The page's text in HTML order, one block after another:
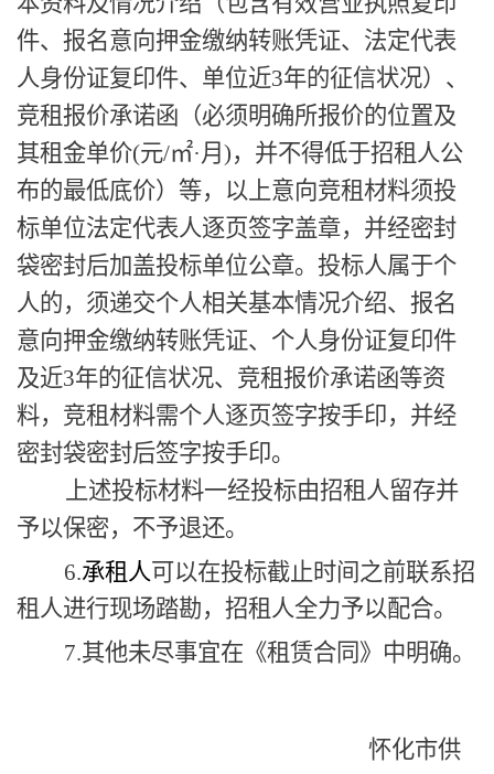
件、 报名意向押金缴纳转账凭证、法定代表
人身份证复印件、单位近3年的征信状况） 、
竞租报价承诺函 （必须明确所报价的位置及
其租金单价(元/㎡·月)，并不得低于招租人公
布的最低底价）等， 以上意向竞租材料须投
标单位法定代表人逐页签字盖章，并经密封
袋密封后加盖投标单位公章。投标人属于个
人的，须递交个人相关基本情况介绍、报名
意向押金缴纳转账凭证、 个人身份证复印件
及近3年的征信状况、 竞租报价承诺函等资
料，竞租材料需个人逐页签字按手印，并经
密封袋密封后签字按手印。
上述投标材料一经投标由招租人留存并
予以保密，不予退还。
6.承租人可以在投标截止时间之前联系招
租人进行现场踏勘，招租人全力予以配合。
7.其他未尽事宜在《租赁合同》中明确。
怀化市供